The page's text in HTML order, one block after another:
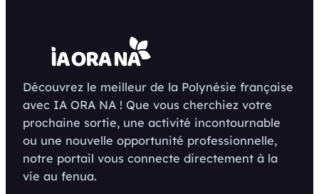
Découvrez le meilleur de la Polynésie française
avec IA ORA NA ! Que vous cherchiez votre
prochaine sortie, une activité incontournable
ou une nouvelle opportunité professionnelle,
notre portail vous connecte directement à la
vie au fenua.